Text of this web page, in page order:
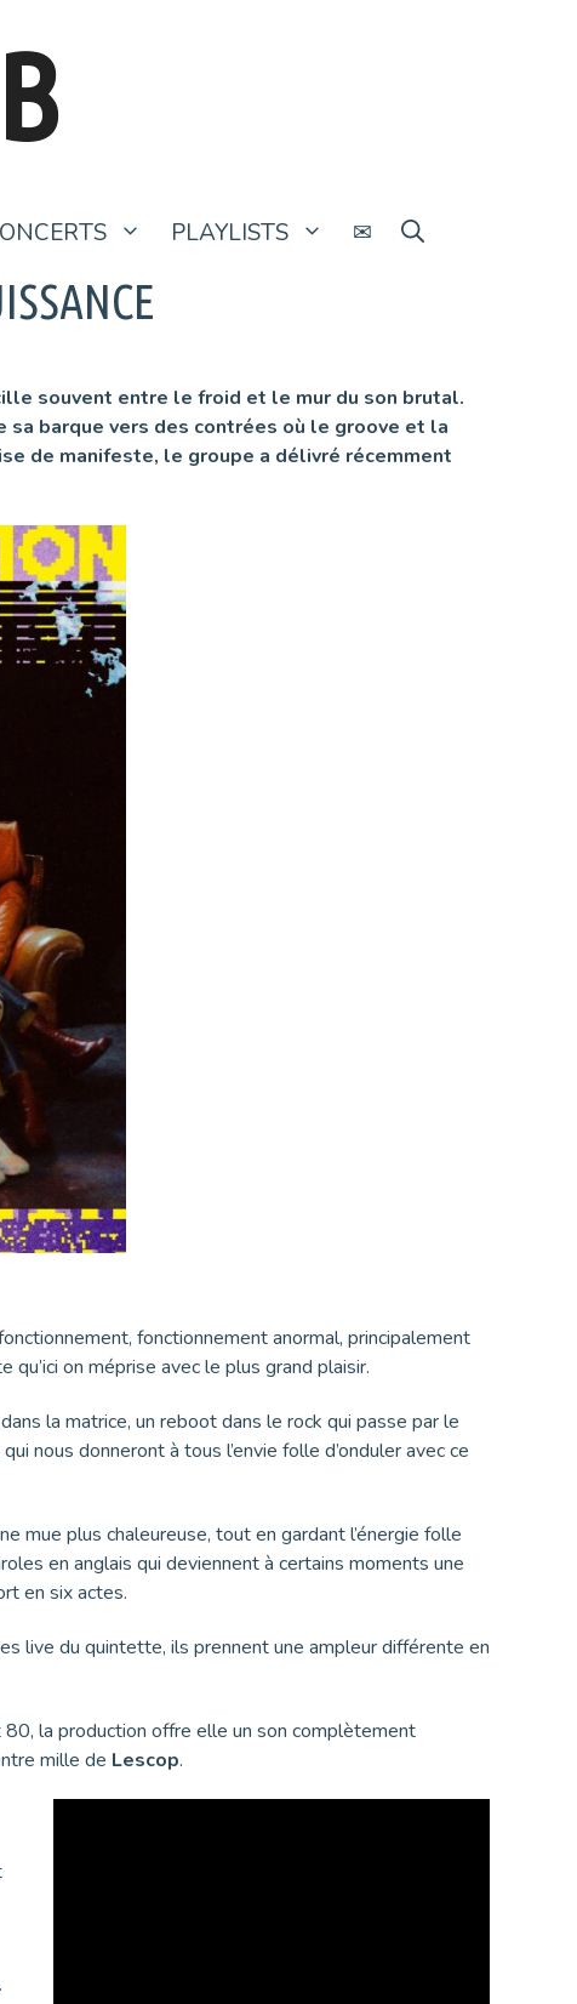
PLAYLISTS ✉
souvent entre le froid et le mur du son brutal.
barque vers des contrées où le groove et la
de manifeste, le groupe a délivré récemment
fonctionnement anormal, principalement
on méprise avec le plus grand plaisir.
la matrice, un reboot dans le rock qui passe par le
nous donneront à tous l’envie folle d’onduler avec ce
mue plus chaleureuse, tout en gardant l’énergie folle
en anglais qui deviennent à certains moments une
en six actes.
live du quintette, ils prennent une ampleur différente en
la production offre elle un son complètement
mille de Lescop.